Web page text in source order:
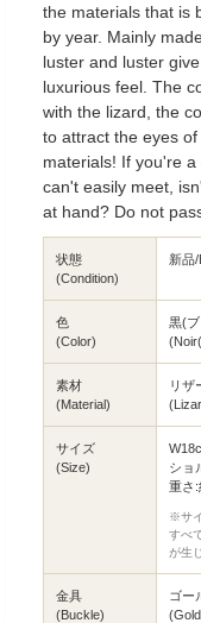
the materials that is
by year. Mainly
luster and luster
luxurious feel. The
with the lizard, the
to attract the eyes
materials! If you're
can't easily meet,
at hand? Do not
状態
(Condition)
新品
色
(Color)
黒(
素材
(Material)
リザ
サイズ
(Size)
ショ
重さ:
※サ
すべ
が生
金具
(Buckle)
ゴー